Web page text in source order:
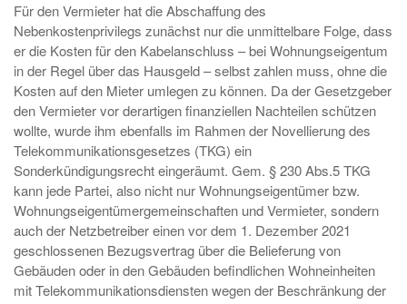
Für den Vermieter hat die Abschaffung des
Nebenkostenprivilegs zunächst nur die unmittelbare Folge, dass
er die Kosten für den Kabelanschluss – bei Wohnungseigentum
in der Regel über das Hausgeld – selbst zahlen muss, ohne die
Kosten auf den Mieter umlegen zu können. Da der Gesetzgeber
den Vermieter vor derartigen finanziellen Nachteilen schützen
wollte, wurde ihm ebenfalls im Rahmen der Novellierung des
Telekommunikationsgesetzes (TKG) ein
Sonderkündigungsrecht eingeräumt. Gem. § 230 Abs.5 TKG
kann jede Partei, also nicht nur Wohnungseigentümer bzw.
Wohnungseigentümergemeinschaften und Vermieter, sondern
auch der Netzbetreiber einen vor dem 1. Dezember 2021
geschlossenen Bezugsvertrag über die Belieferung von
Gebäuden oder in den Gebäuden befindlichen Wohneinheiten
mit Telekommunikationsdiensten wegen der Beschränkung der